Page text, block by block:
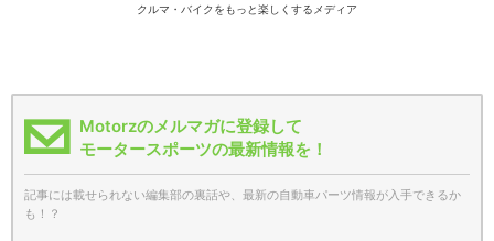
クルマ・バイクをもっと楽しくするメディア
Motorzのメルマガに登録して
モータースポーツの最新情報を！
記事には載せられない編集部の裏話や、最新の自動車パーツ情報が入手できるか
も！？